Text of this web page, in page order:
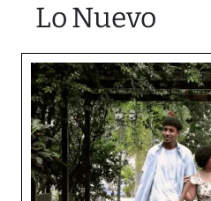
Lo Nuevo